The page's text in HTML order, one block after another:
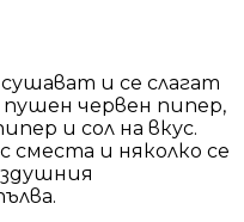
и се слагат
пушен червен пипер,
и сол на вкус.
сместа и няколко се